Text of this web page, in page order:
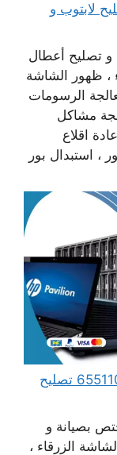
صبحان 65511033 تصليح لابتوب و
و تصليح أعطال
، ظهور الشاشة
الرسومات
مشاكل
اقلاع
، استبدال بور
مهندس كمبيوتر العارضية الصناعية 65511033 تصليح
بصيانة و
الزرقاء ،